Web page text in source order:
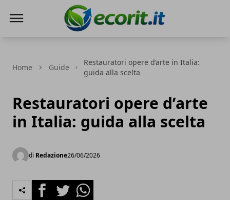
Home Guide
Restauratori opere d’arte in Italia:
guida alla scelta
Restauratori opere d’arte
in Italia: guida alla scelta
di Redazione26/06/2026
FacebookTwitterWhatsapp